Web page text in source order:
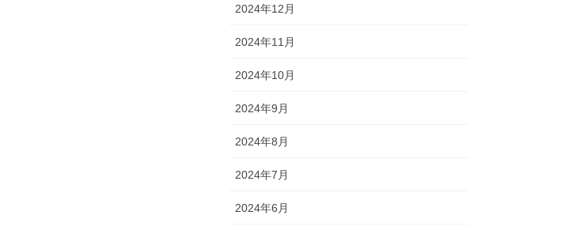
2024年12月
2024年11月
2024年10月
2024年9月
2024年8月
2024年7月
2024年6月